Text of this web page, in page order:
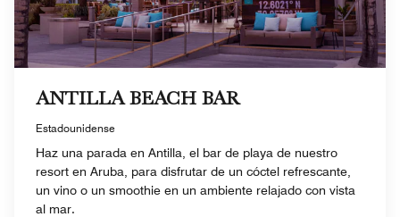
ANTILLA BEACH BAR
Estadounidense
Haz una parada en Antilla, el bar de playa de nuestro
resort en Aruba, para disfrutar de un cóctel refrescante,
un vino o un smoothie en un ambiente relajado con vista
al mar.